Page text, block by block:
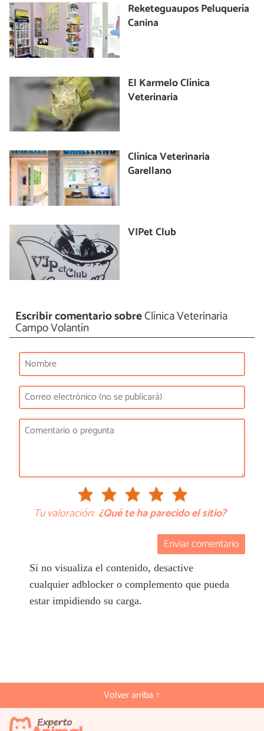
Reketeguaupos Peluquería
Canina
El Karmelo Clínica
Veterinaria
Clínica Veterinaria
Garellano
VIPet Club
Escribir comentario sobreClínica Veterinaria
Campo Volantín
Tu valoración: ¿Qué te ha parecido el sitio?
Enviar comentario
Si no visualiza el contenido, desactive
cualquier adblocker o complemento que pueda
estar impidiendo su carga.
Volver arriba ↑